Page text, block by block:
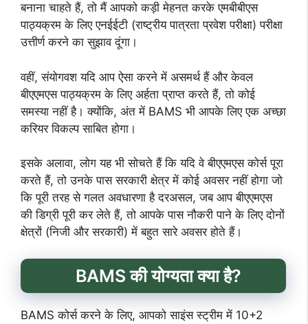
बनाना चाहते हैं, तो मैं आपको कड़ी मेहनत करके एमबीबीएस
पाठ्यक्रम के लिए एनईईटी (राष्ट्रीय पात्रता प्रवेश परीक्षा) परीक्षा
उत्तीर्ण करने का सुझाव दूंगा।
वहीं, संयोगवश यदि आप ऐसा करने में असमर्थ हैं और केवल
बीएएमएस पाठ्यक्रम के लिए अर्हता प्राप्त करते हैं, तो कोई
समस्या नहीं है। क्योंकि, अंत में BAMS भी आपके लिए एक अच्छा
करियर विकल्प साबित होगा।
इसके अलावा, लोग यह भी सोचते हैं कि यदि वे बीएएमएस कोर्स पूरा
करते हैं, तो उनके पास सरकारी क्षेत्र में कोई अवसर नहीं होगा जो
कि पूरी तरह से गलत अवधारणा है दरअसल, जब आप बीएएमएस
की डिग्री पूरी कर लेते हैं, तो आपके पास नौकरी पाने के लिए दोनों
क्षेत्रों (निजी और सरकारी) में बहुत सारे अवसर होते हैं।
BAMS की योग्यता क्या है?
BAMS कोर्स करने के लिए, आपको साइंस स्ट्रीम में 10+2